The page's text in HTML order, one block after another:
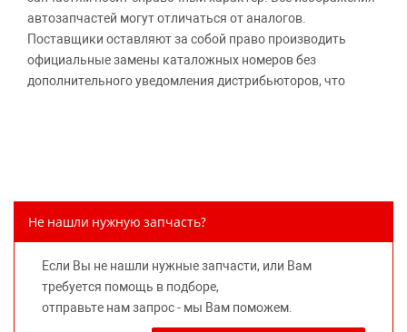
автозапчастей могут отличаться от аналогов.
Поставщики оставляют за собой право производить
официальные замены каталожных номеров без
дополнительного уведомления дистрибьюторов, что
потребительские свойства товара. Данная информация
автомобилей и их производителей, не нарушает права
правообладателей указанных товарных знаков.
Требование предоставлять покупателю необходимую и
Не нашли нужную запчасть?
Если Вы не нашли нужные запчасти, или Вам
требуется помощь в подборе,
отправьте нам запрос - мы Вам поможем.